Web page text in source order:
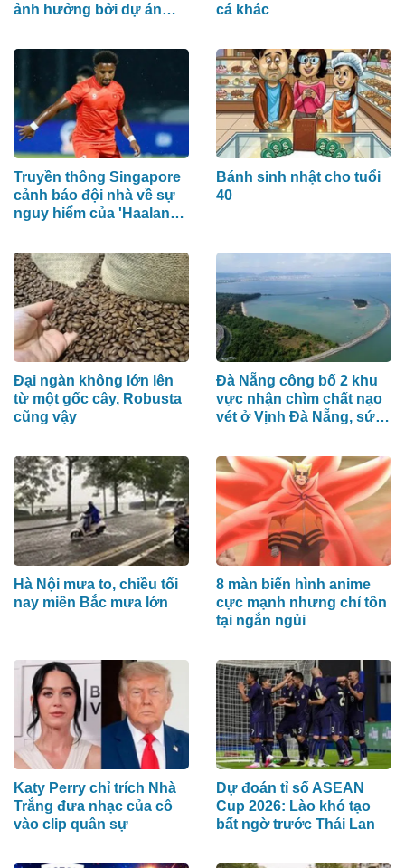
ảnh hưởng bởi dự án
cư
cá khác
Truyền thông Singapore
cảnh báo đội nhà về sự
nguy hiểm của 'Haaland
Bánh sinh nhật cho tuổi
40
Đại ngàn không lớn lên
từ một gốc cây, Robusta
cũng vậy
Đà Nẵng công bố 2 khu
vực nhận chìm chất nạo
vét ở Vịnh Đà Nẵng, sức
Hà Nội mưa to, chiều tối
nay miền Bắc mưa lớn
8 màn biến hình anime
cực mạnh nhưng chỉ tồn
tại ngắn ngủi
Katy Perry chỉ trích Nhà
Trắng đưa nhạc của cô
vào clip quân sự
Dự đoán tỉ số ASEAN
Cup 2026: Lào khó tạo
bất ngờ trước Thái Lan